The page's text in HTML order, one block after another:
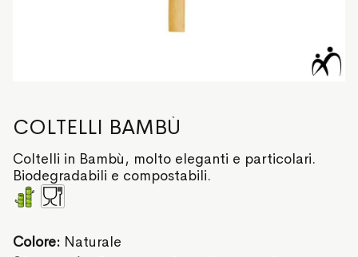
COLTELLI BAMBÙ
Coltelli in Bambù, molto eleganti e particolari.
Biodegradabili e compostabili.
Colore: Naturale